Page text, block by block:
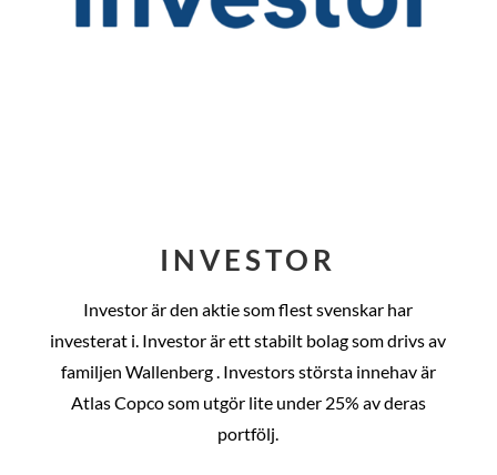
INVESTOR
Investor är den aktie som flest svenskar har
investerat i. Investor är ett stabilt bolag som drivs av
familjen Wallenberg . Investors största innehav är
Atlas Copco som utgör lite under 25% av deras
portfölj.